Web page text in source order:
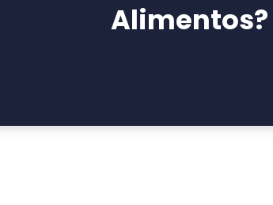
Alimentos?